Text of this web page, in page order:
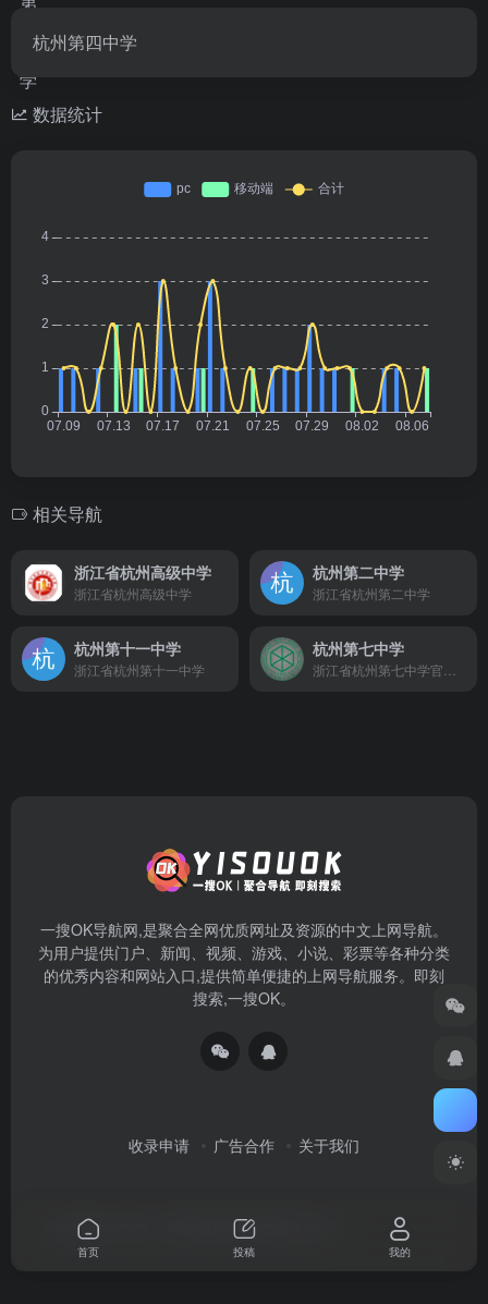
杭州第四中学
数据统计
相关导航
浙江省杭州高级中学
浙江省杭州高级中学
杭州第二中学
浙江省杭州第二中学
杭州第十一中学
浙江省杭州第十一中学
杭州第七中学
一搜OK导航网,是聚合全网优质网址及资源的中文上网导航。
为用户提供门户、新闻、视频、游戏、小说、彩票等各种分类
的优秀内容和网站入口,提供简单便捷的上网导航服务。即刻
搜索,一搜OK。
收录申请 广告合作 关于我们
Copyright © 2026 赣ICP备2022004140号
首页 投稿 我的